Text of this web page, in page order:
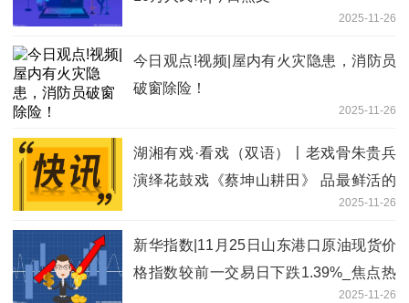
2025-11-26
今日观点!视频|屋内有火灾隐患，消防员
破窗除险！
2025-11-26
湖湘有戏·看戏（双语）〡老戏骨朱贵兵
演绎花鼓戏《蔡坤山耕田》 品最鲜活的
2025-11-26
新华指数|11月25日山东港口原油现货价
格指数较前一交易日下跌1.39%_焦点热
2025-11-26